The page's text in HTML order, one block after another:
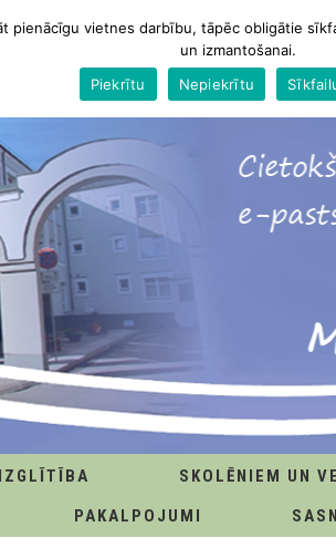
IZGLĪTĪBA SKOLĒNIEM UN
PAKALPOJUMI
vietnes darbību, tāpēc obligātie
un izmantošanai.
Piekrītu
Nepiekrītu